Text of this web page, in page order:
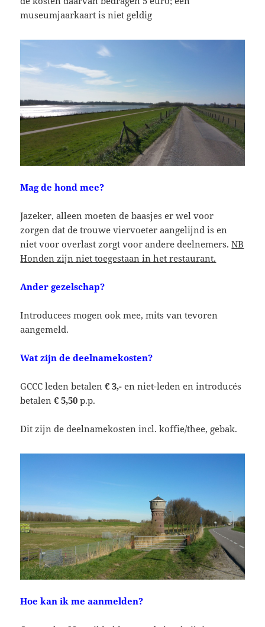
museumjaarkaart is niet geldig
Mag de hond mee?
Jazeker, alleen moeten de baasjes er wel voor
zorgen dat de trouwe viervoeter aangelijnd is en
niet voor overlast zorgt voor andere deelnemers.NB
Honden zijn niet toegestaan in het restaurant.
Ander gezelschap?
Introducees mogen ook mee, mits van tevoren
aangemeld.
Wat zijn de deelnamekosten?
GCCC leden betalen€ 3,-en niet-leden en introducés
betalen€ 5,50 p.p.
Dit zijn de deelnamekosten incl. koffie/thee, gebak.
Hoe kan ik me aanmelden?